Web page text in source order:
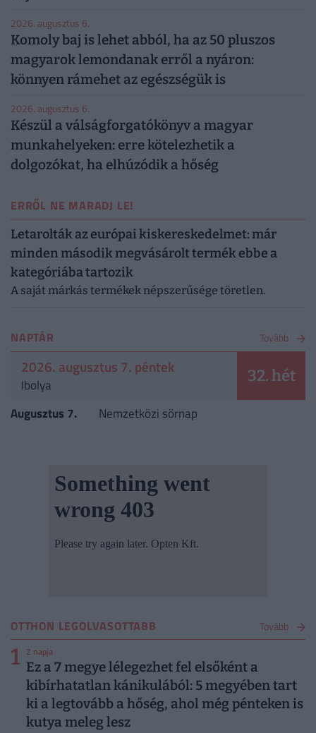
2026. augusztus 6.
Komoly baj is lehet abból, ha az 50 pluszos
magyarok lemondanak erről a nyáron:
könnyen rámehet az egészségük is
2026. augusztus 6.
Készül a válságforgatókönyv a magyar
munkahelyeken: erre kötelezhetik a
dolgozókat, ha elhúzódik a hőség
ERRŐL NE MARADJ LE!
Letarolták az európai kiskereskedelmet: már
minden második megvásárolt termék ebbe a
kategóriába tartozik
A saját márkás termékek népszerűsége töretlen.
NAPTÁR Tovább
2026. augusztus 7. péntek
Ibolya 32. hét
Augusztus 7. Nemzetközi sörnap
OTTHON LEGOLVASOTTABB Tovább
1 2 napja
Ez a 7 megye lélegezhet fel elsőként a
kibírhatatlan kánikulából: 5 megyében tart
ki a legtovább a hőség, ahol még pénteken is
kutya meleg lesz